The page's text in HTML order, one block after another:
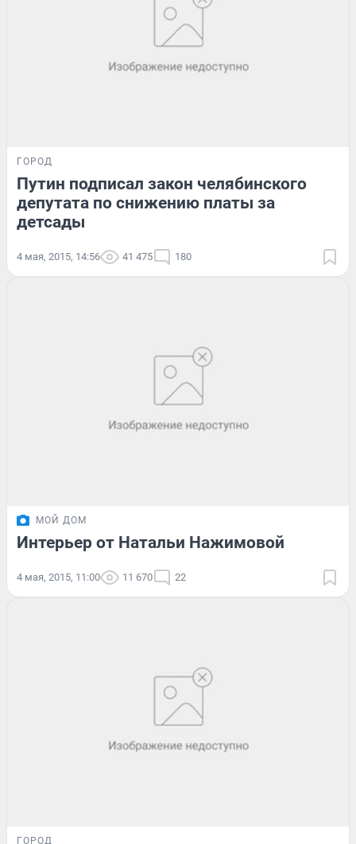
ГОРОД
Путин подписал закон челябинского
депутата по снижению платы за
детсады
4 мая, 2015, 14:56 41 475 180
МОЙ ДОМ
Интерьер от Натальи Нажимовой
4 мая, 2015, 11:00 11 670 22
ГОРОД